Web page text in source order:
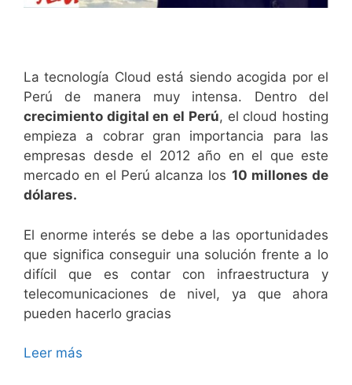
La tecnología Cloud está siendo acogida por el
Perú de manera muy intensa. Dentro del
crecimiento digital en el Perú, el cloud hosting
empieza a cobrar gran importancia para las
empresas desde el 2012 año en el que este
mercado en el Perú alcanza los 10 millones de
dólares.
El enorme interés se debe a las oportunidades
que significa conseguir una solución frente a lo
difícil que es contar con infraestructura y
telecomunicaciones de nivel, ya que ahora
pueden hacerlo gracias
Leer más